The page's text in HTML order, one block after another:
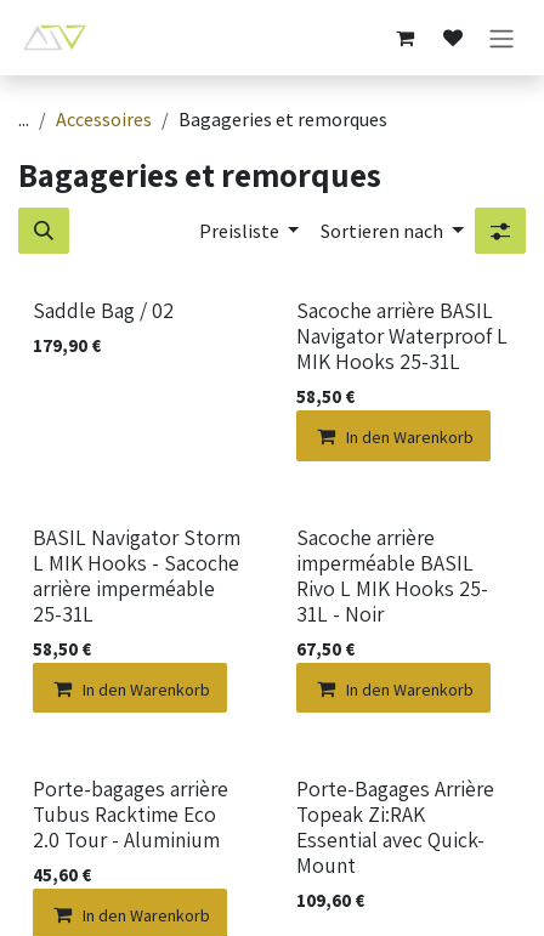
... Accessoires Bagageries et remorques
Bagageries et remorques
Preisliste Sortieren nach
Saddle Bag / 02
179,90 €
Neu!
Sacoche arrière BASIL
Navigator Waterproof L
MIK Hooks 25-31L
58,50€
In den Warenkorb
Neu!
BASIL Navigator Storm
L MIK Hooks - Sacoche
arrière imperméable
25-31L
58,50 €
In den Warenkorb
Neu!
Sacoche arrière
imperméable BASIL
Rivo L MIK Hooks 25-
31L - Noir
67,50€
In den Warenkorb
Neu!
Porte-bagages arrière
Tubus Racktime Eco
2.0 Tour - Aluminium
45,60 €
In den Warenkorb
Neu!
Porte-Bagages Arrière
Topeak Zi:RAK
Essential avec Quick-
Mount
109,60€